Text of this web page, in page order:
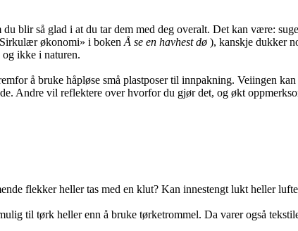
blir så glad i at du tar dem med deg overalt. Det kan være:
økonomi» i boken Å se en havhest dø ), kanskje dukker
og ikke i naturen.
å bruke håpløse små plastposer til innpakning. Veiingen
Andre vil reflektere over hvorfor du gjør det, og økt
flekker heller tas med en klut? Kan innestengt lukt heller
til tørk heller enn å bruke tørketrommel. Da varer også